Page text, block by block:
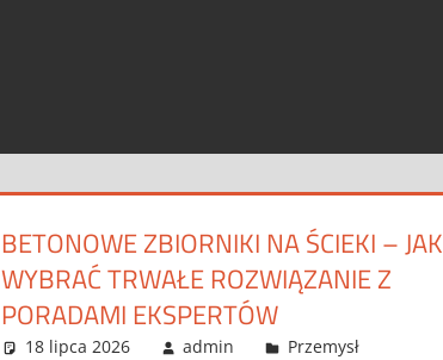
BETONOWE ZBIORNIKI NA ŚCIEKI – JAK
WYBRAĆ TRWAŁE ROZWIĄZANIE Z
PORADAMI EKSPERTÓW
18 lipca 2026 admin Przemysł